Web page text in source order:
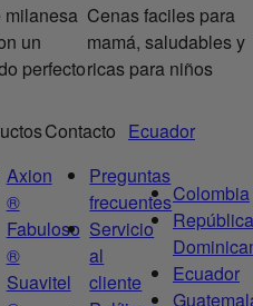
milanesa
un
perfecto
Cenas faciles para
mamá, saludables y
ricas para niños
Axion
®
Fabuloso
®
Suavitel
Contacto
Preguntas
frecuentes
Servicio
al
cliente
Ecuador
Colombia
República
Ecuador